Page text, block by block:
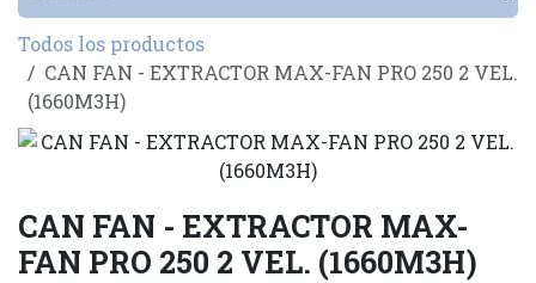
Todos los productos
CAN FAN - EXTRACTOR MAX-FAN PRO 250 2 VEL.
(1660M3H)
CAN FAN - EXTRACTOR MAX-
FAN PRO 250 2 VEL. (1660M3H)